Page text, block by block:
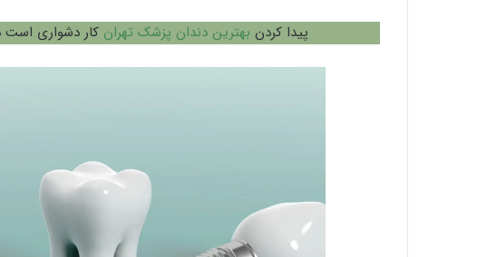
پیدا کردن بهترین دندان پزشک تهران کار دشواری است